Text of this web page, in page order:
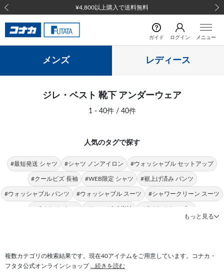
¥4,800以上購入で送料無料
前の画像
ガイド ログイン メニュー
メンズ レディース
ジレ・ベスト 靴下 アンダーウェア
1 - 40件 / 40件
人気のタグで探す
#最短発送 シャツ #シャツ ノンアイロン #ウォッシャブル セットアップ
#クールビズ 長袖 #WEB限定 シャツ #裾上げ済み パンツ
#ウォッシャブル パンツ #ウォッシャブル スーツ #シャワークリーン スーツ
#ビジカジ パンツ #クールビズ 半袖 #ビジカジ トップス
#スーツ フォーマル
もっと見る
複数カテゴリの検索結果です。現在40アイテムをご用意しています。コナカ・
フタタ公式オンラインショップ
...続きを読む